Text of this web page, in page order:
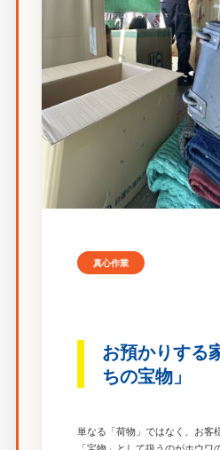
真心作業
お預かりする
ちの宝物」
単なる「荷物」ではなく、お客